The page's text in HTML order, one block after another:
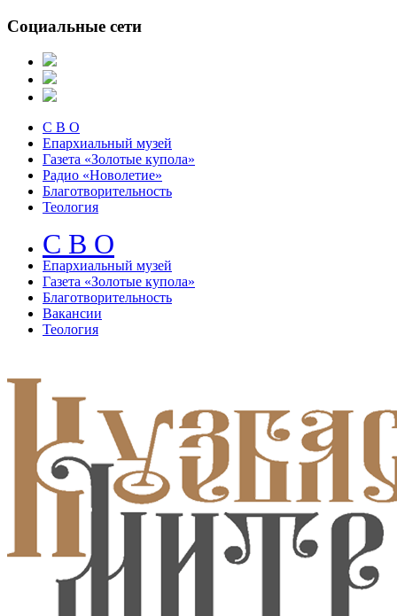
Социальные сети
С В О
Епархиальный музей
Газета «Золотые купола»
Радио «Новолетие»
Благотворительность
Теология
С В О
Епархиальный музeй
Газета «Золотые купола»
Благотворительность
Вакансии
Теология